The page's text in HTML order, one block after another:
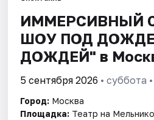
ИММЕРСИВНЫЙ
ШОУ ПОД
ДОЖДЕЙ" в
5 сентября 2026 • суббота
Город: Москва
Площадка: Театр на